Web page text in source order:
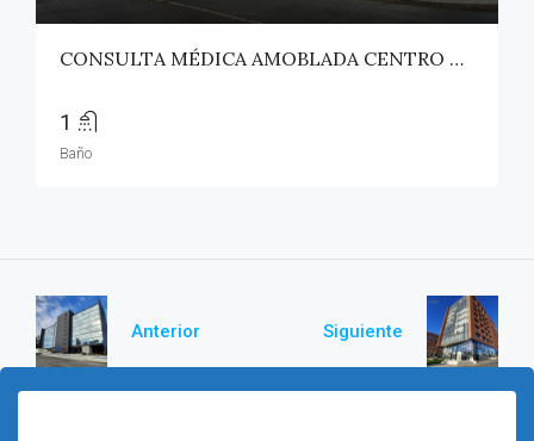
CONSULTA MÉDICA AMOBLADA CENTRO PICHIMAPU – TALCA
1
Baño
Anterior Siguiente